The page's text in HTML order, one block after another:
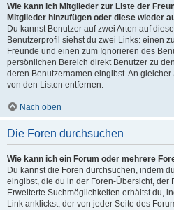
Wie kann ich Mitglieder zur Liste der
Mitglieder hinzufügen oder diese wieder
Du kannst Benutzer auf zwei Arten auf
Benutzerprofil siehst du zwei Links: einen
Freunde und einen zum Ignorieren des
persönlichen Bereich direkt Benutzer zu
deren Benutzernamen eingibst. An
von den Listen entfernen.
Nach oben
Die Foren durchsuchen
Wie kann ich ein Forum oder mehrere
Du kannst die Foren durchsuchen, indem
eingibst, die du in der Foren-Übersicht, der
Erweiterte Suchmöglichkeiten erhältst du,
Link anklickst, der von jeder Seite des